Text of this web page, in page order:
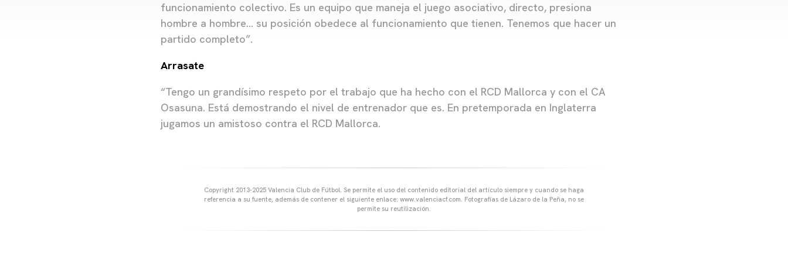
funcionamiento colectivo. Es un equipo que maneja el juego asociativo, directo, presiona
hombre a hombre… su posición obedece al funcionamiento que tienen. Tenemos que hacer un
partido completo”.
Arrasate
“Tengo un grandísimo respeto por el trabajo que ha hecho con el RCD Mallorca y con el CA
Osasuna. Está demostrando el nivel de entrenador que es. En pretemporada en Inglaterra
jugamos un amistoso contra el RCD Mallorca.
Copyright 2013-2025 Valencia Club de Fútbol. Se permite el uso del contenido editorial del artículo siempre y cuando se haga
referencia a su fuente, además de contener el siguiente enlace: www.valenciacf.com. Fotografías de Lázaro de la Peña, no se
permite su reutilización.